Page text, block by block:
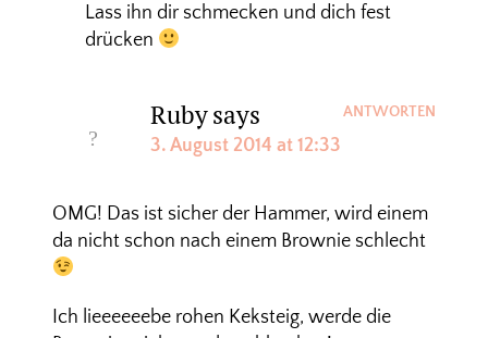
Lass ihn dir schmecken und dich fest
drücken
Rubysays
3. August 2014 at 12:33
OMG! Das ist sicher der Hammer, wird einem
da nicht schon nach einem Brownie schlecht
Ich lieeeeeebe rohen Keksteig, werde die
ANTWORTEN